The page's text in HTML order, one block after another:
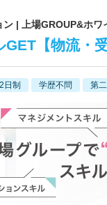
| 上場GROUP&ホ
【物流・
日制 学歴不問 第